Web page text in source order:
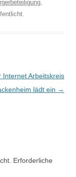
,
Internet Arbeitskreis
lädt ein →
Erforderliche